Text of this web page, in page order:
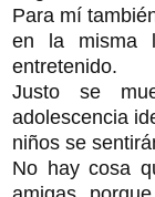
Para mí
en la misma
entretenido.
Justo se
adolescencia
niños se
No hay cosa